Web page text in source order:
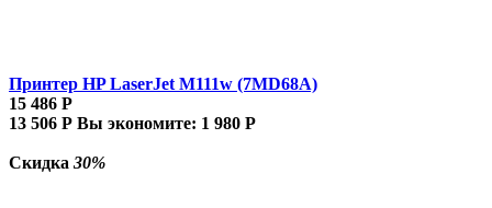
Принтер HP LaserJet M111w (7MD68A)
15 486 Р
13 506 Р Вы экономите: 1 980 Р
Скидка 30%